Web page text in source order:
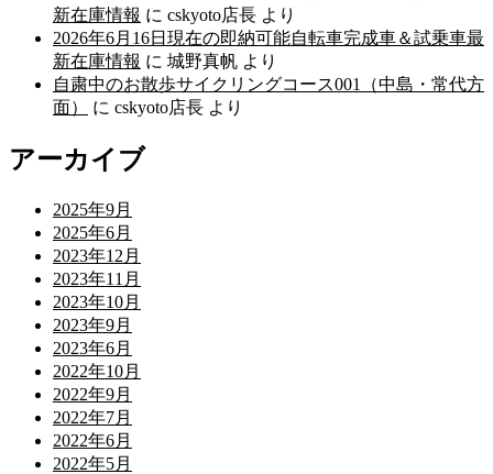
新在庫情報 に cskyoto店長 より
2026年6月16日現在の即納可能自転車完成車＆試乗車最
新在庫情報 に 城野真帆 より
自粛中のお散歩サイクリングコース001（中島・常代方
面）
に cskyoto店長 より
アーカイブ
2025年9月
2025年6月
2023年12月
2023年11月
2023年10月
2023年9月
2023年6月
2022年10月
2022年9月
2022年7月
2022年6月
2022年5月